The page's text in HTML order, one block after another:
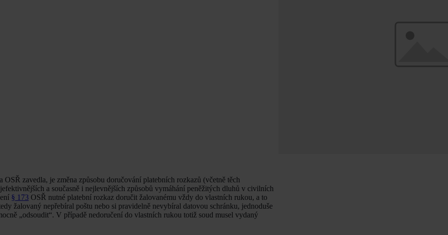
zavedla, je změna způsobu doručování platebních rozkazů (včetně těch
a současně i nejlevnějších způsobů vymáhání peněžitých dluhů v civilních
§ 173 OSŘ nutné platební rozkaz doručit žalovanému vždy do vlastních rukou, a to
žalovaný nepřebíral poštu nebo si pravidelně nevybíral datovou schránku, jednoduše
„odsoudit“. V případě nedoručení do vlastních rukou totiž soud musel vydaný